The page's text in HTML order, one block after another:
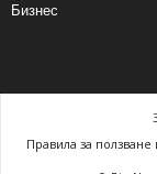
Бизнес
Правила за